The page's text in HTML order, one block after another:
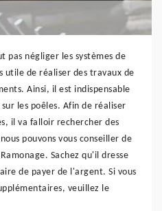
pas négliger les systèmes de
de réaliser des travaux de
Ainsi, il est indispensable
les poêles. Afin de réaliser
il va falloir rechercher des
pouvons vous conseiller de
Sachez qu'il dresse
de payer de l'argent. Si vous
veuillez le